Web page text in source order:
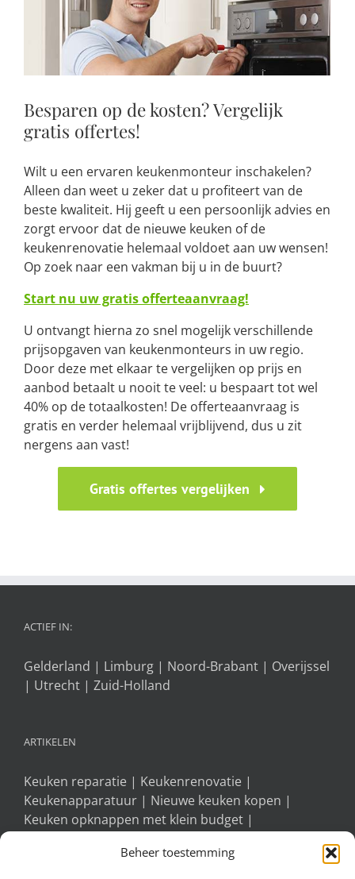
Beheer toestemming
Besparen op de kosten? Vergelijk
gratis offertes!
Wilt u een ervaren keukenmonteur inschakelen?
Alleen dan weet u zeker dat u profiteert van de
beste kwaliteit. Hij geeft u een persoonlijk advies en
zorgt ervoor dat de nieuwe keuken of de
keukenrenovatie helemaal voldoet aan uw wensen!
Op zoek naar een vakman bij u in de buurt?
Start nu uw gratis offerteaanvraag!
U ontvangt hierna zo snel mogelijk verschillende
prijsopgaven van keukenmonteurs in uw regio.
Door deze met elkaar te vergelijken op prijs en
aanbod betaalt u nooit te veel: u bespaart tot wel
40% op de totaalkosten! De offerteaanvraag is
gratis en verder helemaal vrijblijvend, dus u zit
nergens aan vast!
Gratis offertes vergelijken
ACTIEF IN:
Gelderland | Limburg | Noord-Brabant | Overijssel
| Utrecht | Zuid-Holland
ARTIKELEN
Keuken reparatie | Keukenrenovatie |
Keukenapparatuur | Nieuwe keuken kopen |
Keuken opknappen met klein budget |
Afzuigkap vervangen| Keukengrepen vervangen